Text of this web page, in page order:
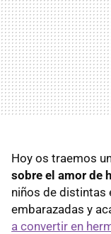
Hoy os traemos
sobre el amor de
niños de distintas
embarazadas y
a convertir en